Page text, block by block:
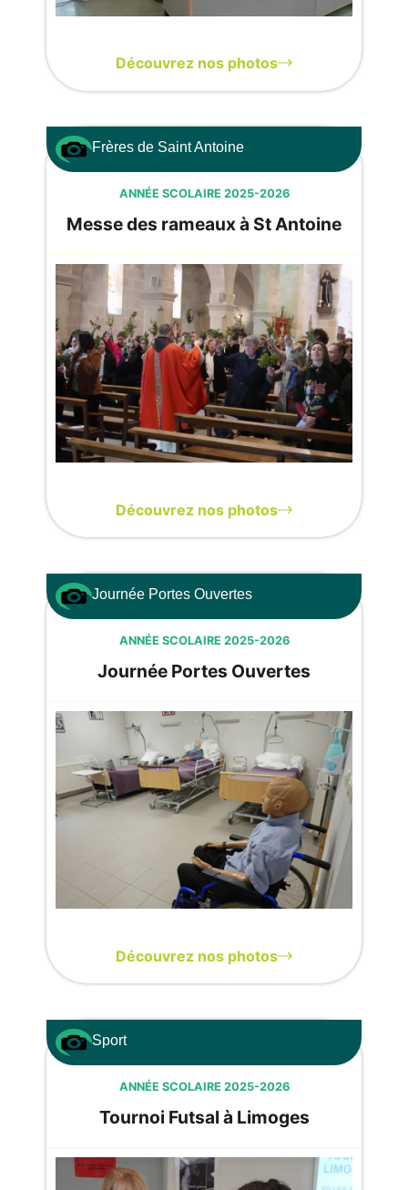
Découvrez nos photos
Frères de Saint Antoine
ANNÉE SCOLAIRE 2025-2026
Messe des rameaux à St Antoine
Découvrez nos photos
Journée Portes Ouvertes
ANNÉE SCOLAIRE 2025-2026
Journée Portes Ouvertes
Découvrez nos photos
Sport
ANNÉE SCOLAIRE 2025-2026
Tournoi Futsal à Limoges